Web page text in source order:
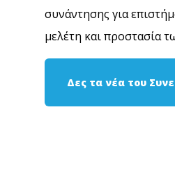
συνάντησης για
μελέτη και προστασία
Δες τα νέα του